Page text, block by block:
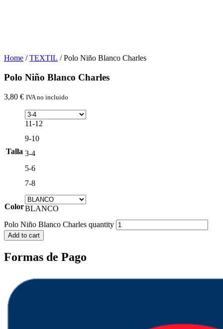
Home /TEXTIL / Polo Niño Blanco Charles
Polo Niño Blanco Charles
3,80 € IVA no incluido
Talla
11-12
9-10
3-4
5-6
7-8
ColorBLANCO
Polo Niño Blanco Charles quantity
Add to cart
Formas de Pago